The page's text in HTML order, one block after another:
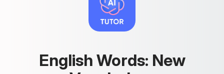
English Words: New